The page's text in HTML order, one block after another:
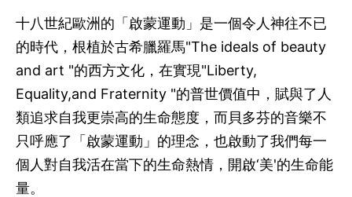
十八世紀歐洲的「啟蒙運動」是一個令人神往不已
的時代，根植於古希臘羅馬"The ideals of beauty
and art "的西方文化，在實現"Liberty,
Equality,and Fraternity "的普世價值中，賦與了人
類追求自我更崇高的生命態度，而貝多芬的音樂不
只呼應了「啟蒙運動」的理念，也啟動了我們每一
個人對自我活在當下的生命熱情，開啟‘美'的生命能
量。